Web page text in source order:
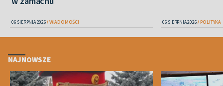
06 SIERPNIA 2026 WIADOMOŚCI 06 SIERPNIA 2026 POLITYKA
NAJNOWSZE